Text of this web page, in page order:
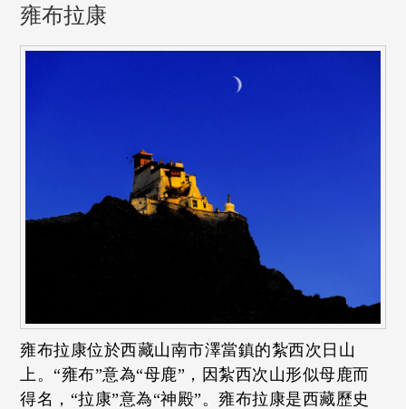
雍布拉康
雍布拉康位於西藏山南市澤當鎮的紮西次日山
上。“雍布”意為“母鹿”，因紮西次山形似母鹿而
得名，“拉康”意為“神殿”。雍布拉康是西藏歷史